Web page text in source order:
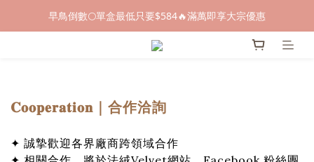
早鳥倒數🌕單盒最低只要$584🔥滿萬即享大宗優惠
早鳥倒數🌕單盒最低只要$584🔥滿萬即享大宗優惠
即日起～8/31 下訂喜餅送「拍拍印電子喜帖」💖
早鳥倒數🌕單盒最低只要$584🔥滿萬即享大宗優惠
𝐂𝐨𝐨𝐩𝐞𝐫𝐚𝐭𝐢𝐨𝐧｜合作洽詢
✦ 誠摯歡迎各界廠商跨領域合作